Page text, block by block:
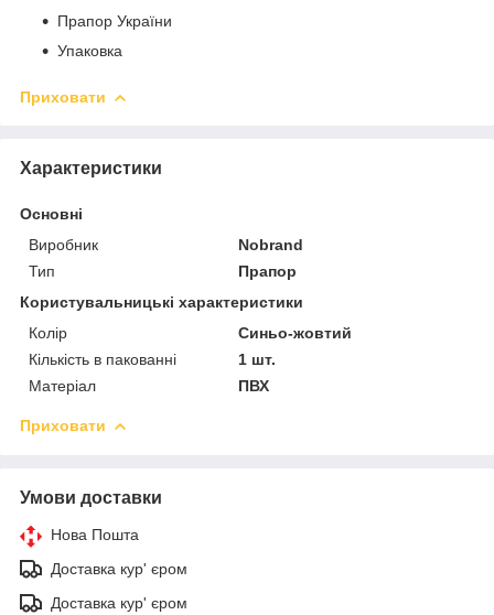
Прапор України
Упаковка
Приховати
Характеристики
Основні
Виробник
Nobrand
Тип
Прапор
Користувальницькі характеристики
Колір
Синьо-жовтий
Кількість в пакованні
1 шт.
Матеріал
ПВХ
Приховати
Умови доставки
Нова Пошта
Доставка кур' єром
Доставка кур' єром